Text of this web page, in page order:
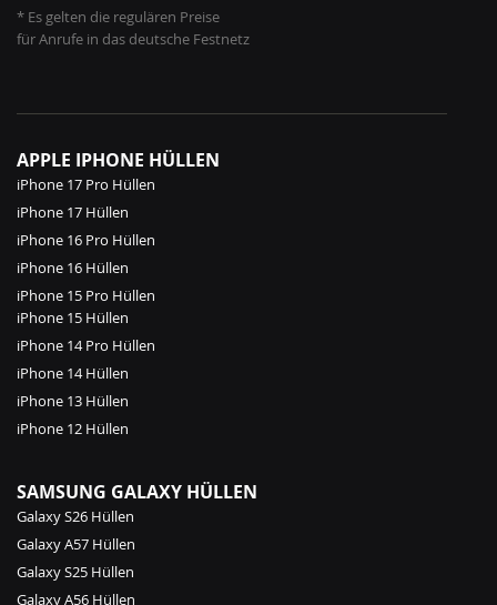
* Es gelten die regulären Preise
für Anrufe in das deutsche Festnetz
APPLE IPHONE HÜLLEN
iPhone 17 Pro Hüllen
iPhone 17 Hüllen
iPhone 16 Pro Hüllen
iPhone 16 Hüllen
iPhone 15 Pro Hüllen
iPhone 15 Hüllen
iPhone 14 Pro Hüllen
iPhone 14 Hüllen
iPhone 13 Hüllen
iPhone 12 Hüllen
SAMSUNG GALAXY HÜLLEN
Galaxy S26 Hüllen
Galaxy A57 Hüllen
Galaxy S25 Hüllen
Galaxy A56 Hüllen